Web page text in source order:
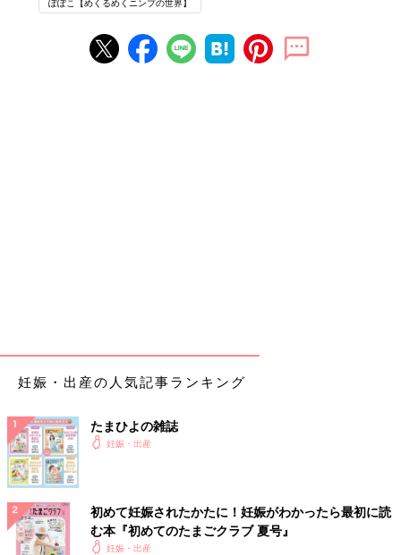
で、点滴や飲み薬があります。十分な管理の下、慎重に使用され
るものです。
何が悪いの？小説家・松田青子さんに聞
く
麻酔薬によって陣痛をやわらげる無痛分娩は、
年の調査※）という状況です。無痛分娩を体験
し、現在2才の男の子を育てる小説家の松田青
子さんに話を聞きました。
ぽぽこ
ぽぽこ【めくるめくニンプの世界】
妊娠・出産の人気記事ランキング
たまひよの雑誌
妊娠・出産
初めて妊娠されたかたに！妊娠がわかったら最初に読
む本『初めてのたまごクラブ 夏号』
妊娠・出産